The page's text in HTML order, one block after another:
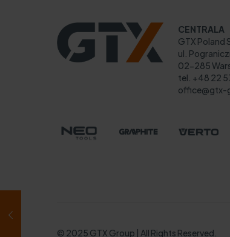
CENTRALA
GTX Poland
ul.
02-285
tel. +48 22
office@gtx-
© 2025 GTX Group | All Rights Reserved.